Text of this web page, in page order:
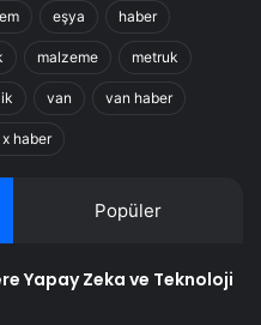
eşya haber
malzeme metruk
van van haber
haber
Popüler
Yapay Zeka ve Teknoloji